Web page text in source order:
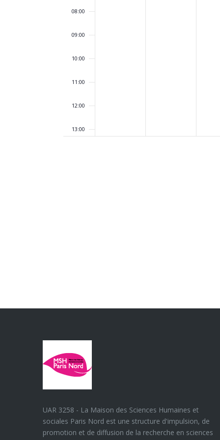
08:00
09:00
10:00
11:00
12:00
13:00
22:00
23:00
UAR 3258 - La Maison des Sciences Humaines et
sociales Paris Nord est une structure d'impulsion, de
promotion et de diffusion de la recherche en sciences